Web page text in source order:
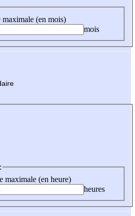
maximale (en mois)
mois
maximale (en heure)
heures